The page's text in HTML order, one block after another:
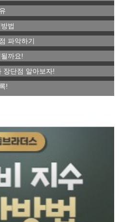
법
파악하기
까요!
장단점 알아보자!
!